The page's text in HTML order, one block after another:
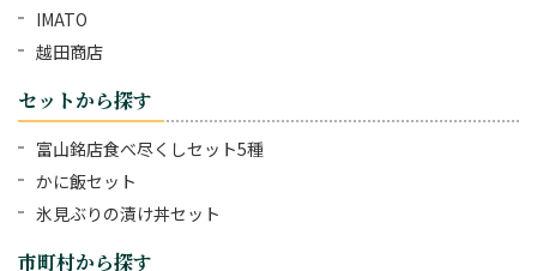
IMATO
越田商店
セットから探す
富山銘店食べ尽くしセット5種
かに飯セット
氷見ぶりの漬け丼セット
市町村から探す